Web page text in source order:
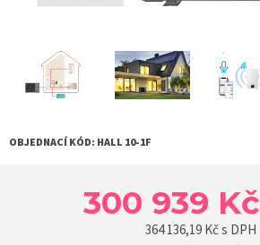
OBJEDNACÍ KÓD: HALL 10-1F
300 939 Kč
364 136,19 Kč s DPH